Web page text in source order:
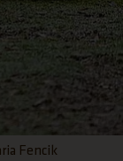
Fencik